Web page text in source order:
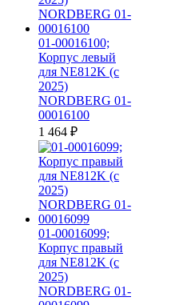
01-00016100;
Корпус левый
для NE812K (c
2025)
NORDBERG 01-
00016100
1 464 ₽
01-00016099;
Корпус правый
для NE812K (c
2025)
NORDBERG 01-